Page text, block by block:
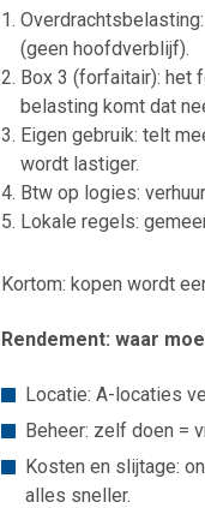
(geen hoofdverblijf).
Box 3 (forfaitair): het
belasting komt dat
Eigen gebruik: telt
wordt lastiger.
Btw op logies:
Lokale regels:
Kortom: kopen wordt
Rendement: waar
Locatie: A-locaties
Beheer: zelf doen =
Kosten en slijtage:
alles sneller.